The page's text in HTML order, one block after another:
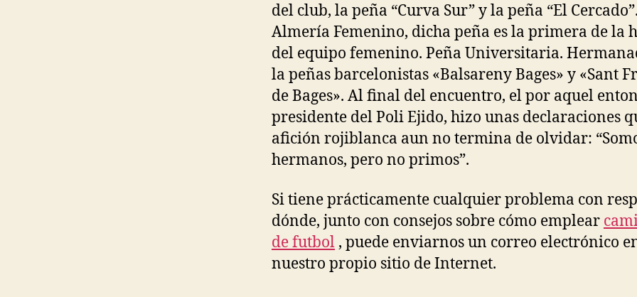
del club, la peña “Curva Sur” y la peña “El
Almería Femenino, dicha peña es la primera de la
del equipo femenino. Peña Universitaria.
la peñas barcelonistas «Balsareny Bages» y «Sant
de Bages». Al final del encuentro, el por aquel
presidente del Poli Ejido, hizo unas declaraciones
afición rojiblanca aun no termina de olvidar:
hermanos, pero no primos”.
Si tiene prácticamente cualquier problema con
dónde, junto con consejos sobre cómo emplear
de futbol , puede enviarnos un correo electrónico
nuestro propio sitio de Internet.